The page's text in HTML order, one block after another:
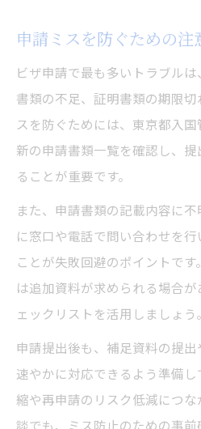
申請ミスを防ぐための注
ビザ申請で最も多いトラブル
書類の不足、証明書類の期限
スを防ぐためには、東京都入
新の申請書類一覧を確認し、
ることが重要です。
また、申請書類の記載内容に
に窓口や電話で問い合わせを
ことが失敗回避のポイントで
は追加資料が求められる場合
ェックリストを活用しましょう。
申請提出後も、補足資料の提
速やかに対応できるよう準備
縮や再申請のリスク低減につ
談でも、ミス防止のための事